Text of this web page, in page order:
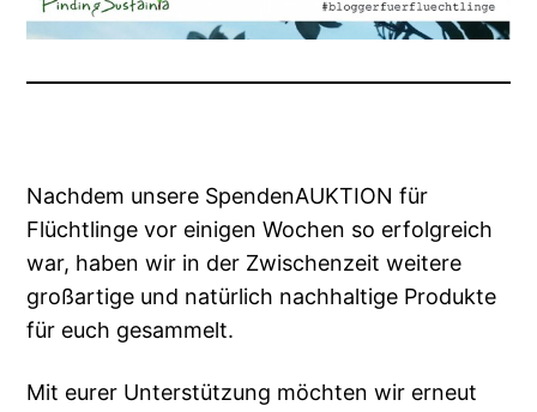
Nachdem unsere SpendenAUKTION für
Flüchtlinge vor einigen Wochen so erfolgreich
war, haben wir in der Zwischenzeit weitere
großartige und natürlich nachhaltige Produkte
für euch gesammelt.
Mit eurer Unterstützung möchten wir erneut